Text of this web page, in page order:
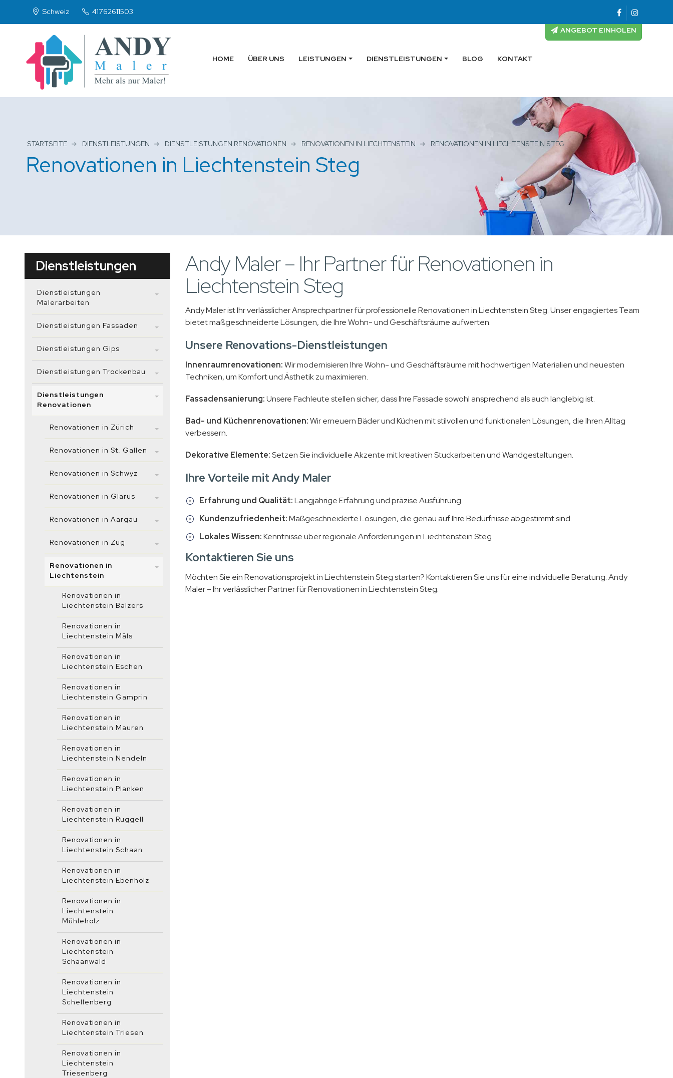
Schweiz 41762611503
HOME ÜBER UNS LEISTUNGEN DIENSTLEISTUNGEN BLOG KONTAKT
ANGEBOT EINHOLEN
STARTSEITE DIENSTLEISTUNGEN DIENSTLEISTUNGEN RENOVATIONEN RENOVATIONEN IN LIECHTENSTEIN RENOVATIONEN IN LIECHTENSTEIN STEG
Renovationen in Liechtenstein Steg
Andy Maler – Ihr Partner für Renovationen in
Liechtenstein Steg
Andy Maler ist Ihr verlässlicher Ansprechpartner für professionelle Renovationen in Liechtenstein Steg. Unser engagiertes Team
bietet maßgeschneiderte Lösungen, die Ihre Wohn- und Geschäftsräume aufwerten.
Unsere Renovations-Dienstleistungen
Innenraumrenovationen:Wir modernisieren Ihre Wohn- und Geschäftsräume mit hochwertigen Materialien und neuesten
Techniken, um Komfort und Ästhetik zu maximieren.
Fassadensanierung:Unsere Fachleute stellen sicher, dass Ihre Fassade sowohl ansprechend als auch langlebig ist.
Bad- und Küchenrenovationen:Wir erneuern Bäder und Küchen mit stilvollen und funktionalen Lösungen, die Ihren Alltag
verbessern.
Dekorative Elemente:Setzen Sie individuelle Akzente mit kreativen Stuckarbeiten und Wandgestaltungen.
Ihre Vorteile mit Andy Maler
Erfahrung und Qualität:Langjährige Erfahrung und präzise Ausführung.
Kundenzufriedenheit:Maßgeschneiderte Lösungen, die genau auf Ihre Bedürfnisse abgestimmt sind.
Lokales Wissen:Kenntnisse über regionale Anforderungen in Liechtenstein Steg.
Kontaktieren Sie uns
Möchten Sie ein Renovationsprojekt in Liechtenstein Steg starten? Kontaktieren Sie uns für eine individuelle Beratung. Andy
Maler – Ihr verlässlicher Partner für Renovationen in Liechtenstein Steg.
Dienstleistungen
Dienstleistungen
Malerarbeiten
Dienstleistungen Fassaden
Dienstleistungen Gips
Dienstleistungen Trockenbau
Dienstleistungen
Renovationen
Renovationen in Zürich
Renovationen in St. Gallen
Renovationen in Schwyz
Renovationen in Glarus
Renovationen in Aargau
Renovationen in Zug
Renovationen in
Liechtenstein
Renovationen in
Liechtenstein Balzers
Renovationen in
Liechtenstein Mäls
Renovationen in
Liechtenstein Eschen
Renovationen in
Liechtenstein Gamprin
Renovationen in
Liechtenstein Mauren
Renovationen in
Liechtenstein Nendeln
Renovationen in
Liechtenstein Planken
Renovationen in
Liechtenstein Ruggell
Renovationen in
Liechtenstein Schaan
Renovationen in
Liechtenstein Ebenholz
Renovationen in
Liechtenstein
Mühleholz
Renovationen in
Liechtenstein
Schaanwald
Renovationen in
Liechtenstein
Schellenberg
Renovationen in
Liechtenstein Triesen
Renovationen in
Liechtenstein
Triesenberg